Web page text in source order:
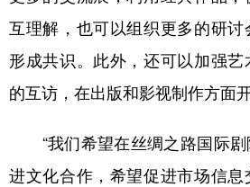
互理解，也可以组织更多的研讨
形成共识。此外，还可以加强
的互访，在出版和影视制作方面
“我们希望在丝绸之路国际剧
进文化合作，希望促进市场信息